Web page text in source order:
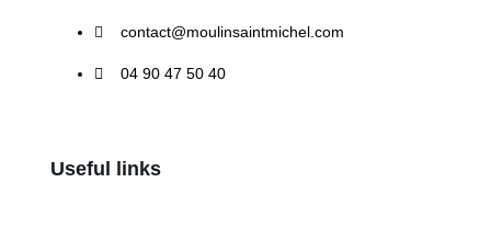
contact@moulinsaintmichel.com
04 90 47 50 40
Useful links